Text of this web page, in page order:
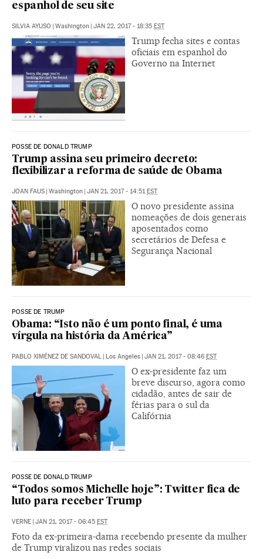
espanhol de seu site
SILVIA AYUSO | Washington | JAN 22, 2017 - 18:35 EST
Trump fecha sites e contas
oficiais em espanhol do
Governo na Internet
POSSE DE DONALD TRUMP
Trump assina seu primeiro decreto:
flexibilizar a reforma de saúde de Obama
JOAN FAUS | Washington | JAN 21, 2017 - 14:51EST
O novo presidente assina
nomeações de dois generais
aposentados como
secretários de Defesa e
Segurança Nacional
POSSE DE TRUMP
Obama: “Isto não é um ponto final, é uma
vírgula na história da América”
PABLO XIMÉNEZ DE SANDOVAL | Los Angeles | JAN 21, 2017 - 08:46 EST
O ex-presidente faz um
breve discurso, agora como
cidadão, antes de sair de
férias para o sul da
Califórnia
POSSE DE DONALD TRUMP
“Todos somos Michelle hoje”: Twitter fica de
luto para receber Trump
VERNE | JAN 21, 2017 - 06:45 EST
Foto da ex-primeira-dama recebendo presente da mulher
de Trump viralizou nas redes sociais